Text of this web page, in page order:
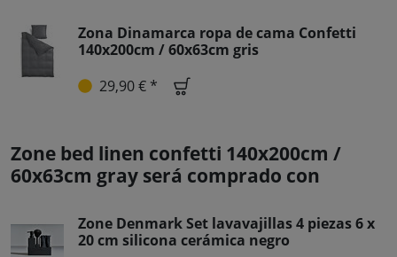
Zona Dinamarca ropa de cama Confetti
140x200cm / 60x63cm gris
29,90 € *
Zone bed linen confetti 140x200cm /
60x63cm gray será comprado con
Zone Denmark Set lavavajillas 4 piezas 6 x
20 cm silicona cerámica negro